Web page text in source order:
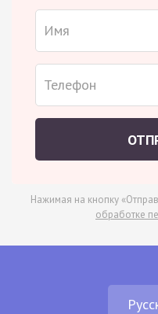
Нажимая на кнопку
обработке